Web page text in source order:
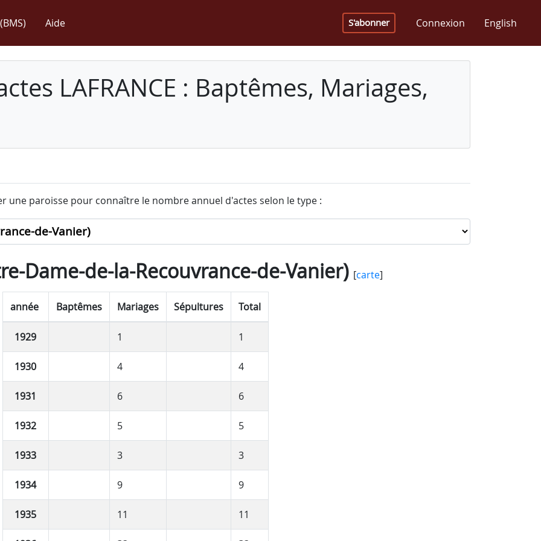
Aide S'abonner Connexion English
LAFRANCE : Baptêmes, Mariages,
une paroisse pour connaître le nombre annuel d'actes selon le type :
Dame-de-la-Recouvrance-de-Vanier)[carte]
année Baptêmes Mariages Sépultures Total
1929 1 1
1930 4 4
1931 6 6
1932 5 5
1933 3 3
1934 9 9
1935 11 11